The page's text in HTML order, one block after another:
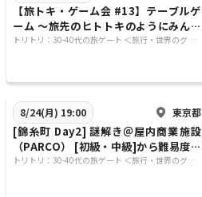
【旅トキ・ゲーム会 #13】テーブルゲ
ーム 〜旅先のヒトトキのようにみんな
でまったりカードゲーム・ボドゲ〜
トリトリ：30-40代の旅ゲート ＜旅行・世界のグル
8/24(月) 19:00 東京都
[錦糸町 Day2] 謎解き＠屋内商業施設
（PARCO） [初級・中級]から難易度選
択できます
トリトリ：30-40代の旅ゲート ＜旅行・世界のグル